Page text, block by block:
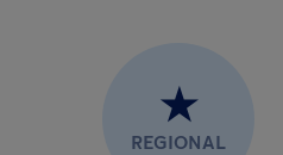
★
REGIONAL